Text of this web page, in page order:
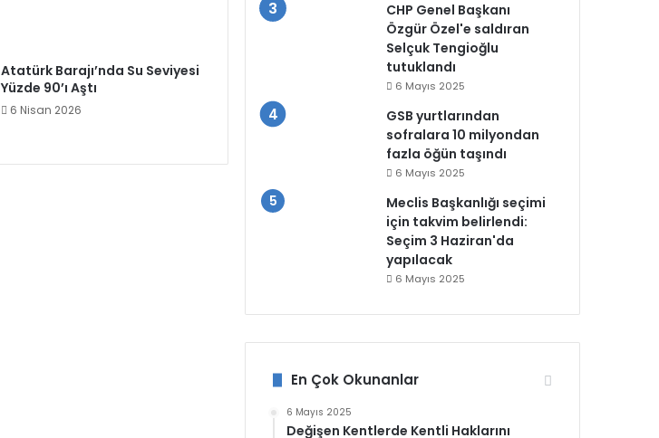
Atatürk Barajı’nda Su Seviyesi
Yüzde 90’ı Aştı
6 Nisan 2026
CHP Genel Başkanı
Özgür Özel'e saldıran
Selçuk Tengioğlu
tutuklandı
6 Mayıs 2025
GSB yurtlarından
sofralara 10 milyondan
fazla öğün taşındı
6 Mayıs 2025
Meclis Başkanlığı seçimi
için takvim belirlendi:
Seçim 3 Haziran'da
yapılacak
6 Mayıs 2025
En Çok Okunanlar
6 Mayıs 2025
Değişen Kentlerde Kentli Haklarını